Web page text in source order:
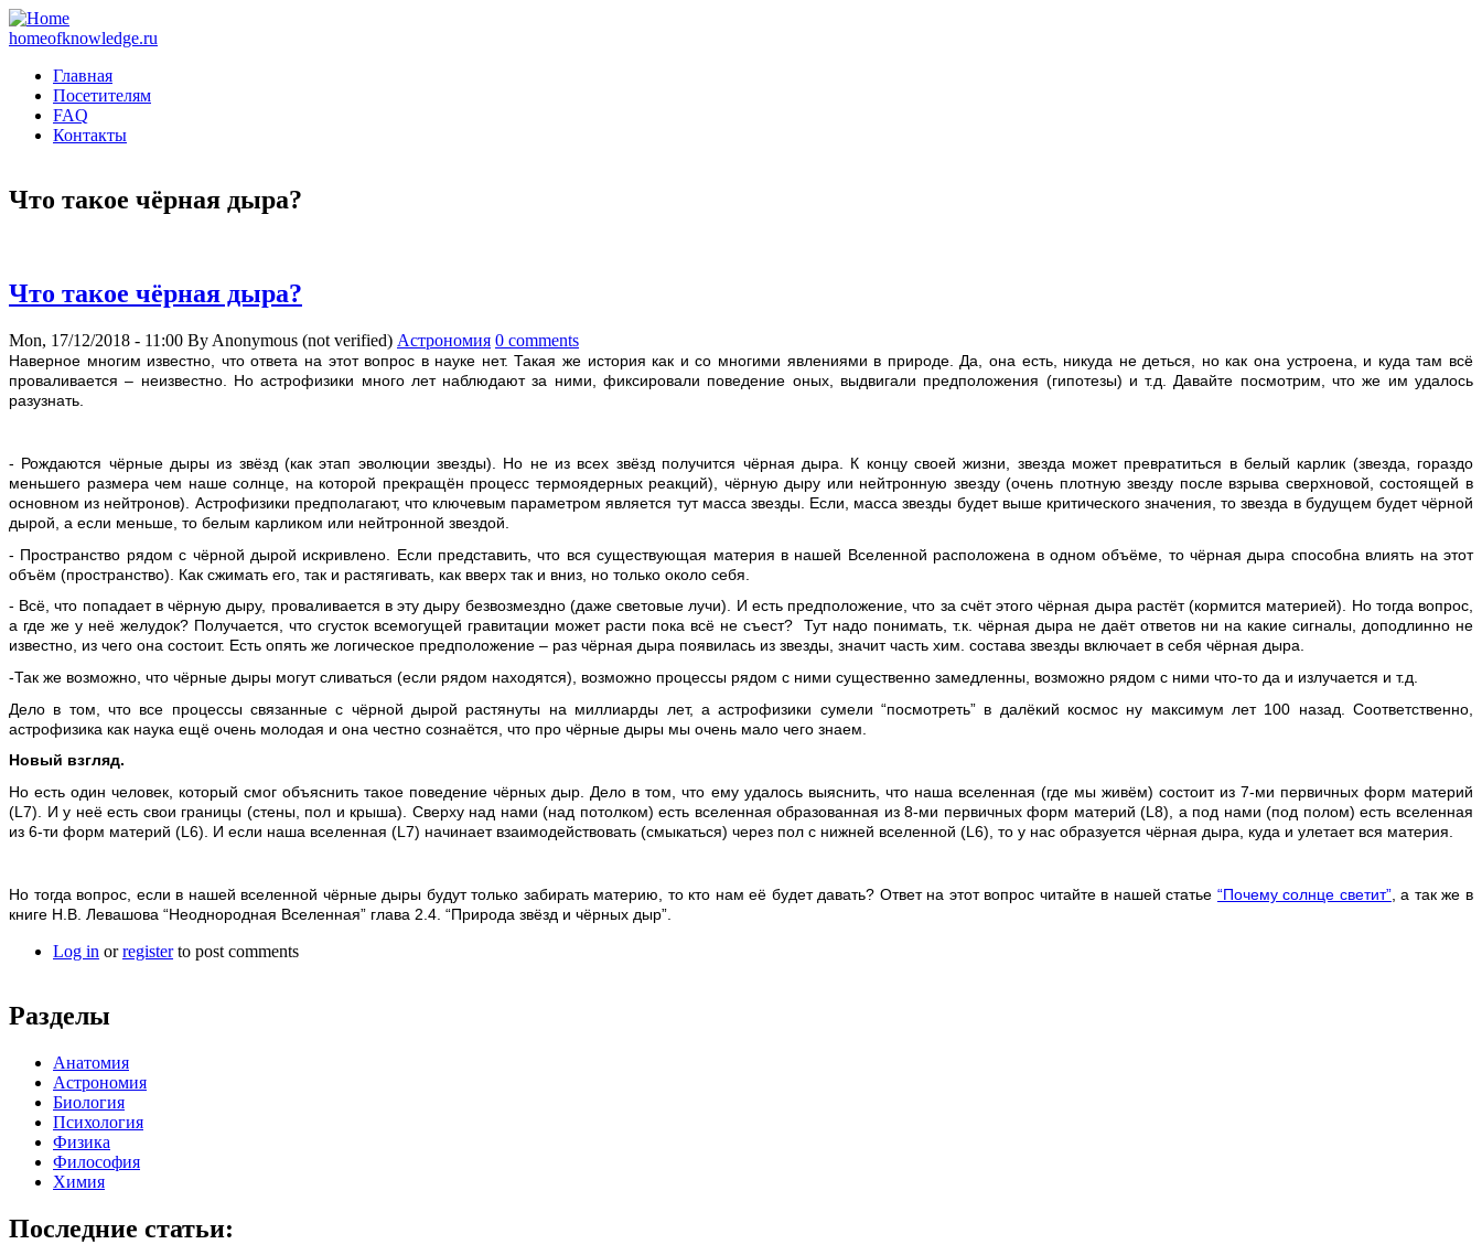
homeofknowledge.ru
Главная
Посетителям
FAQ
Контакты
Что такое чёрная дыра?
Что такое чёрная дыра?
Mon, 17/12/2018 - 11:00 By Anonymous (not verified) Астрономия 0 comments
Наверное многим известно, что ответа на этот вопрос в науке нет. Такая же история как и со многими явлениями в природе. Да, она есть, никуда не деться, но как она устроена, и куда там всё
проваливается – неизвестно. Но астрофизики много лет наблюдают за ними, фиксировали поведение оных, выдвигали предположения (гипотезы) и т.д. Давайте посмотрим, что же им удалось
разузнать.
- Рождаются чёрные дыры из звёзд (как этап эволюции звезды). Но не из всех звёзд получится чёрная дыра. К концу своей жизни, звезда может превратиться в белый карлик (звезда, гораздо
меньшего размера чем наше солнце, на которой прекращён процесс термоядерных реакций), чёрную дыру или нейтронную звезду (очень плотную звезду после взрыва сверхновой, состоящей в
основном из нейтронов). Астрофизики предполагают, что ключевым параметром является тут масса звезды. Если, масса звезды будет выше критического значения, то звезда в будущем будет чёрной
дырой, а если меньше, то белым карликом или нейтронной звездой.
- Пространство рядом с чёрной дырой искривлено. Если представить, что вся существующая материя в нашей Вселенной расположена в одном объёме, то чёрная дыра способна влиять на этот
объём (пространство). Как сжимать его, так и растягивать, как вверх так и вниз, но только около себя.
- Всё, что попадает в чёрную дыру, проваливается в эту дыру безвозмездно (даже световые лучи). И есть предположение, что за счёт этого чёрная дыра растёт (кормится материей). Но тогда вопрос,
а где же у неё желудок? Получается, что сгусток всемогущей гравитации может расти пока всё не съест? Тут надо понимать, т.к. чёрная дыра не даёт ответов ни на какие сигналы, доподлинно не
известно, из чего она состоит. Есть опять же логическое предположение – раз чёрная дыра появилась из звезды, значит часть хим. состава звезды включает в себя чёрная дыра.
-Так же возможно, что чёрные дыры могут сливаться (если рядом находятся), возможно процессы рядом с ними существенно замедленны, возможно рядом с ними что-то да и излучается и т.д.
Дело в том, что все процессы связанные с чёрной дырой растянуты на миллиарды лет, а астрофизики сумели “посмотреть” в далёкий космос ну максимум лет 100 назад. Соответственно,
астрофизика как наука ещё очень молодая и она честно сознаётся, что про чёрные дыры мы очень мало чего знаем.
Новый взгляд.
Но есть один человек, который смог объяснить такое поведение чёрных дыр. Дело в том, что ему удалось выяснить, что наша вселенная (где мы живём) состоит из 7-ми первичных форм материй
(L 7). И у неё есть свои границы (стены, пол и крыша). Сверху над нами (над потолком) есть вселенная образованная из 8-ми первичных форм материй (L8), а под нами (под полом) есть вселенная
из 6-ти форм материй (L 6). И если наша вселенная (L 7) начинает взаимодействовать (смыкаться) через пол с нижней вселенной (L 6), то у нас образуется чёрная дыра, куда и улетает вся материя.
Но тогда вопрос, если в нашей вселенной чёрные дыры будут только забирать материю, то кто нам её будет давать? Ответ на этот вопрос читайте в нашей статье “Почему солнце светит”, а так же в
книге Н.В. Левашова “Неоднородная Вселенная” глава 2.4. “Природа звёзд и чёрных дыр”.
Log in orregisterto post comments
Разделы
Анатомия
Астрономия
Биология
Психология
Физика
Философия
Химия
Последние статьи: